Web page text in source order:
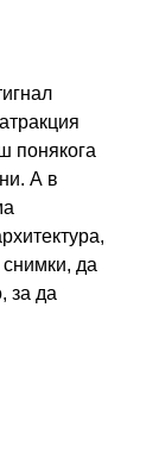
ЗА МЮНХЕН
понякога
А в
да
за да